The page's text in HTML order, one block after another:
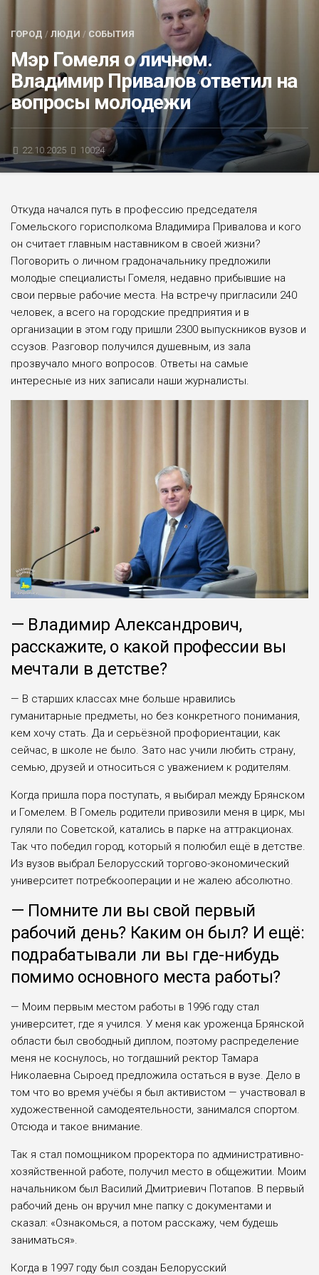
АФИША
ГОРОД / ЛЮДИ / СОБЫТИЯ
Мэр Гомеля о личном.
Владимир Привалов ответил на
вопросы молодежи
22.10.2025 10024
Откуда начался путь в профес­сию председателя
Гомельского горисполкома Владимира Привалова и кого
он считает главным наставником в своей жизни?
Поговорить о личном градоначальнику предложили
молодые специалисты Гомеля, недавно прибывшие на
свои первые рабочие места. На встречу пригласили 240
человек, а всего на городские предприятия и в
организации в этом году пришли 2300 выпускников вузов и
ссузов. Разговор получился душевным, из зала
прозвучало много вопросов. Ответы на самые
интересные из них записали наши журналисты.
— Владимир Александрович,
расскажите, о какой профес­сии вы
мечтали в детстве?
— В старших классах мне боль­ше нравились
гуманитарные пред­меты, но без конкретного понима­ния,
кем хочу стать. Да и серьёзной профориентации, как
сейчас, в шко­ле не было. Зато нас учили любить страну,
семью, друзей и относить­ся с уважением к родителям.
Когда пришла пора поступать, я выбирал между Брянском
и Гомелем. В Гомель родители при­возили меня в цирк, мы
гуляли по Советской, катались в парке на ат­тракционах.
Так что победил го­род, который я полюбил ещё в дет­стве.
Из вузов выбрал Белорусский торгово-экономический
универси­тет потребкооперации и не жалею абсолютно.
— Помните ли вы свой первый
рабочий день? Каким он был? И ещё:
подрабатывали ли вы где-нибудь
помимо основного места работы?
— Моим первым местом работы в 1996 году стал
университет, где я учился. У меня как уроженца Брян­ской
области был свободный диплом, поэтому распределение
меня не кос­нулось, но тогдашний ректор Тама­ра
Николаевна Сыроед предложи­ла остаться в вузе. Дело в
том что во время учёбы я был активистом — участвовал в
художественной са­модеятельности, занимался спортом.
Отсюда и такое внимание.
Так я стал помощником про­ректора по административно-
хозяйственной работе, получил место в общежитии. Моим
на­чальником был Василий Дмитри­евич Потапов. В первый
рабочий день он вручил мне папку с до­кументами и
сказал: «Ознакомь­ся, а потом расскажу, чем будешь
заниматься».
Когда в 1997 году был создан Бе­лорусский